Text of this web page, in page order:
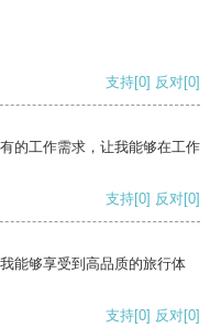
支持[0] 反对[0]
的工作需求，让我能够在工作
支持[0] 反对[0]
能够享受到高品质的旅行体
支持[0] 反对[0]